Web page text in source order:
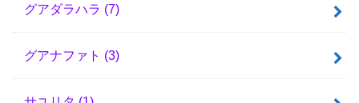
グアダラハラ (7)
グアナファト (3)